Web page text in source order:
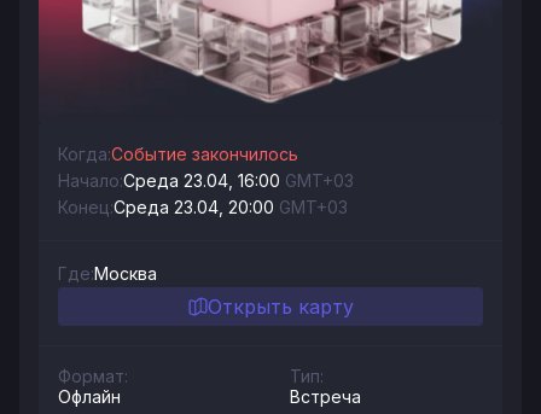
Когда:Событие закончилось
Начало:Среда 23.04, 16:00 GMT+03
Конец:Среда 23.04, 20:00 GMT+03
Где:Москва
Открыть карту
Формат:
Офлайн
Тип:
Встреча